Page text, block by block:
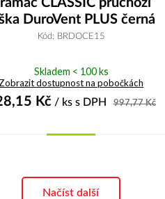
CLASSIC průchozí
DuroVent PLUS černá
Kód: BRDOCE15
Skladem < 100 ks
dostupnost na pobočkách
Kč/ ks s DPH 997,77Kč
Načíst další